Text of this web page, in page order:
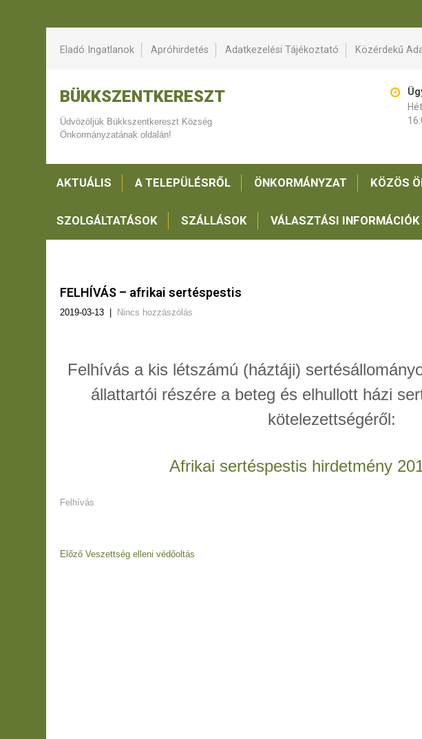
Eladó Ingatlanok Apróhirdetés Adatkezelési Tájékoztató Közérdekű
BÜKKSZENTKERESZT
Üdvözöljük Bükkszentkereszt Község
Önkormányzatának oldalán!
AKTUÁLIS A TELEPÜLÉSRŐL ÖNKORMÁNYZAT KÖZÖS
SZOLGÁLTATÁSOK SZÁLLÁSOK VÁLASZTÁSI INFORMÁCIÓK
FELHÍVÁS – afrikai sertéspestis
2019-03-13 Nincs hozzászólás
Felhívás a kis létszámú (háztáji)
állattartói részére a beteg és elhullott házi
kötelezettségéről:
Afrikai sertéspestis hirdetmény
Felhívás
Bejegyzés
Előző Előző
Veszettség elleni védőoltás